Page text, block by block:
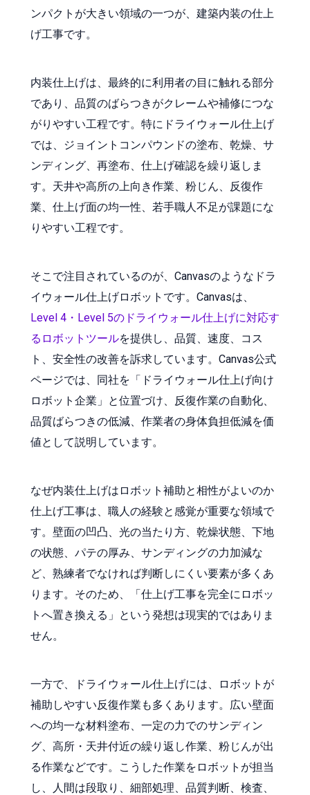
ンパクトが大きい領域の一つが、建築内装の仕上
げ工事です。
内装仕上げは、最終的に利用者の目に触れる部分
であり、品質のばらつきがクレームや補修につな
がりやすい工程です。特にドライウォール仕上げ
では、ジョイントコンパウンドの塗布、乾燥、サ
ンディング、再塗布、仕上げ確認を繰り返しま
す。天井や高所の上向き作業、粉じん、反復作
業、仕上げ面の均一性、若手職人不足が課題にな
りやすい工程です。
そこで注目されているのが、Canvasのようなドラ
イウォール仕上げロボットです。Canvasは、
Level 4・Level 5のドライウォール仕上げに対応す
るロボットツールを提供し、品質、速度、コス
ト、安全性の改善を訴求しています。Canvas公式
ページでは、同社を「ドライウォール仕上げ向け
ロボット企業」と位置づけ、反復作業の自動化、
品質ばらつきの低減、作業者の身体負担低減を価
値として説明しています。
なぜ内装仕上げはロボット補助と相性がよいのか
仕上げ工事は、職人の経験と感覚が重要な領域で
す。壁面の凹凸、光の当たり方、乾燥状態、下地
の状態、パテの厚み、サンディングの力加減な
ど、熟練者でなければ判断しにくい要素が多くあ
ります。そのため、「仕上げ工事を完全にロボッ
トへ置き換える」という発想は現実的ではありま
せん。
一方で、ドライウォール仕上げには、ロボットが
補助しやすい反復作業も多くあります。広い壁面
への均一な材料塗布、一定の力でのサンディン
グ、高所・天井付近の繰り返し作業、粉じんが出
る作業などです。こうした作業をロボットが担当
し、人間は段取り、細部処理、品質判断、検査、